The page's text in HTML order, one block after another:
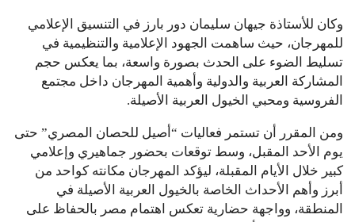
وكان للأستاذة جيهان سليمان دور بارز في التنسيق الإعلامي
للمهرجان، حيث ساهمت الجهود الإعلامية والتنظيمية في
تسليط الضوء على الحدث بصورة واسعة، بما يعكس حجم
المشاركة العربية والدولية وأهمية المهرجان داخل مجتمع
الفروسية ومحبي الخيول العربية الأصيلة.
ومن المقرر أن تستمر فعاليات “أصيل للحصان المصري” حتى
يوم الأحد المقبل، وسط توقعات بحضور جماهيري وإعلامي
كبير خلال الأيام المقبلة، ليؤكد المهرجان مكانته كواحد من
أبرز وأهم الأحداث الخاصة بالخيول العربية الأصيلة في
المنطقة، وواجهة حضارية تعكس اهتمام مصر بالحفاظ على